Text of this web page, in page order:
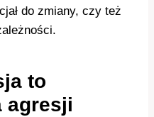
do zmiany, czy też
to
agresji